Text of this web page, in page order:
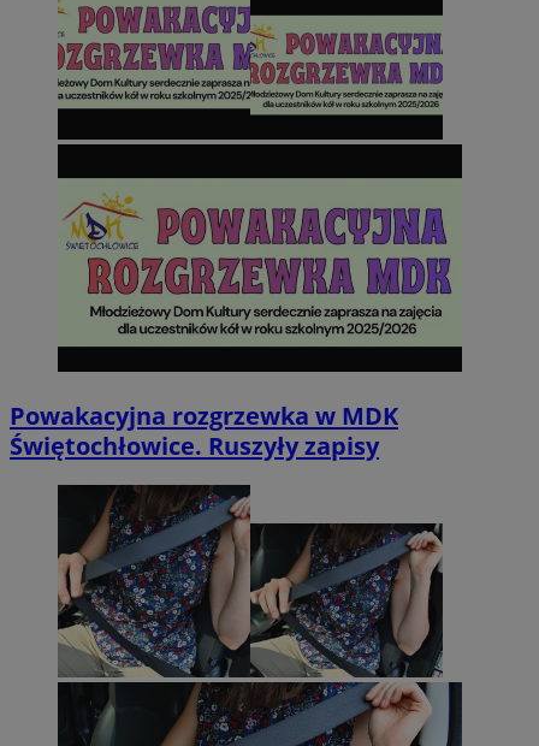
Powakacyjna rozgrzewka w MDK
Świętochłowice. Ruszyły zapisy